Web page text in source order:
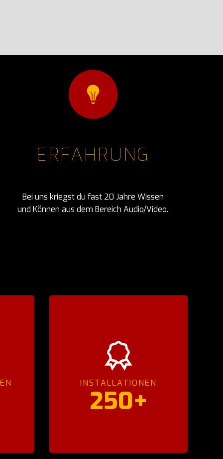
ERFAHRUNG
Bei uns kriegst du fast 20 Jahre Wissen
und Können aus dem Bereich Audio/Video.
INSTALLATIONEN
250+